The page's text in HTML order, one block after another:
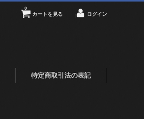
カートを見る
0
ログイン
特定商取引法の表記